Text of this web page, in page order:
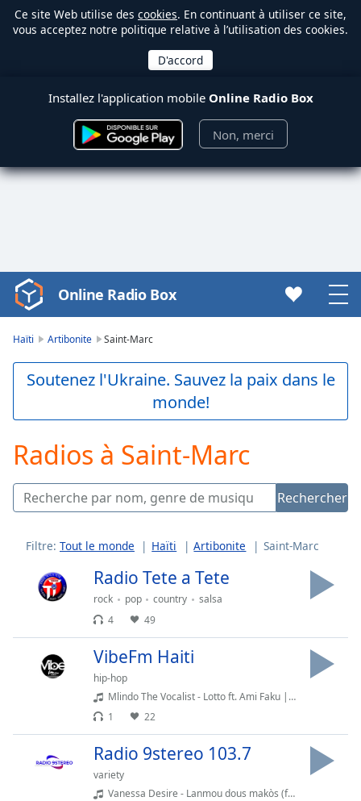
Ce site Web utilise des cookies. En continuant à utiliser ce site,
vous acceptez notre politique relative à l’utilisation des cookies.
Installez l'application mobile Online Radio Box
Non, merci
Video
Player
Play
Video
Skip
Skip
Forward
Mute
Current
Duration -:-
Loaded:
currently
Online Radio Box
Haïti Artibonite Saint-Marc
Soutenez l'Ukraine. Sauvez la paix dans le
monde!
Radios à Saint-Marc
Rechercher
Filtre: Tout le monde Haïti Artibonite Saint-Marc
Radio Tete a Tete
rock pop country
salsa
4
49
VibeFm Haiti
hip-hop
Mlindo The Vocalist - Lotto ft. Ami Faku || NaijaVibes.com
1
22
Radio 9stereo 103.7
variety
Vanessa Desire - Lanmou dous makòs (feat. BIC Tizon Dife)